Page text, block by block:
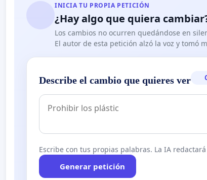
INICIA TU PROPIA PETICIÓN
¿Hay algo que quiera
Los cambios no ocurren quedándose en
El autor de esta petición alzó la voz y tomó
Describe el cambio que quieres ver
Escribe con tus propias palabras. La IA
Generar petición